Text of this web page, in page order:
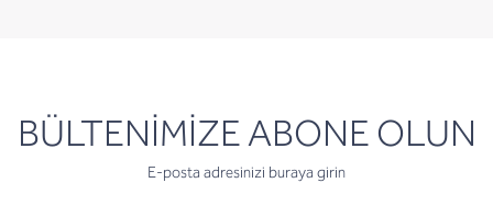
BÜLTENİMİZE ABONE OLUN
E-posta adresinizi buraya girin
newsletter